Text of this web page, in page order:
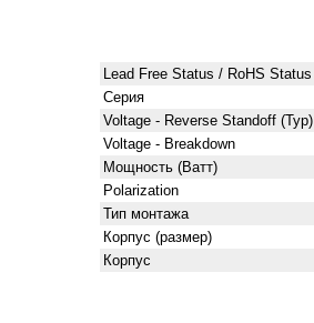
Lead Free Status / RoHS Status
Серия
Voltage - Reverse Standoff (Typ)
Voltage - Breakdown
Мощность (Ватт)
Polarization
Тип монтажа
Корпус (размер)
Корпус